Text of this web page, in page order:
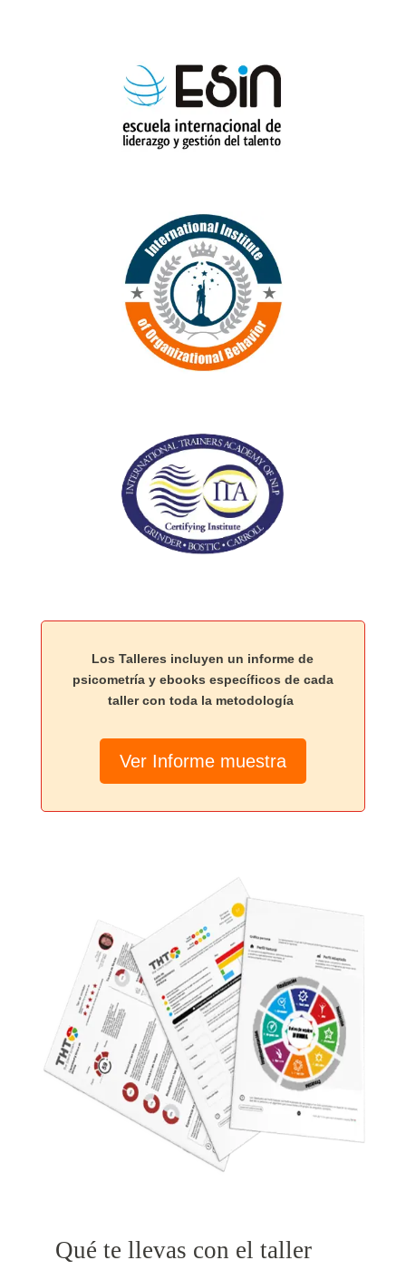
Los Talleres incluyen un informe de
psicometría y ebooks específicos de cada
taller con toda la metodología
Ver Informe muestra
Qué te llevas con el taller